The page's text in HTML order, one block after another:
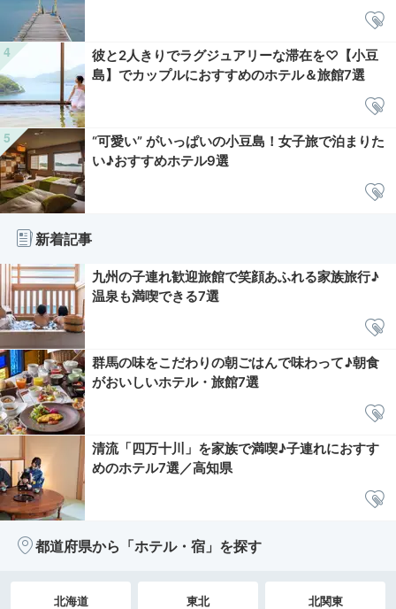
彼と2人きりでラグジュアリーな滞在を♡【小豆
島】でカップルにおすすめのホテル＆旅館7選
“可愛い” がいっぱいの小豆島！女子旅で泊まりた
い♪おすすめホテル9選
新着記事
九州の子連れ歓迎旅館で笑顔あふれる家族旅行♪
温泉も満喫できる7選
群馬の味をこだわりの朝ごはんで味わって♪朝食
がおいしいホテル・旅館7選
清流「四万十川」を家族で満喫♪子連れにおすす
めのホテル7選／高知県
都道府県から「ホテル・宿」を探す
北海道 東北 北関東